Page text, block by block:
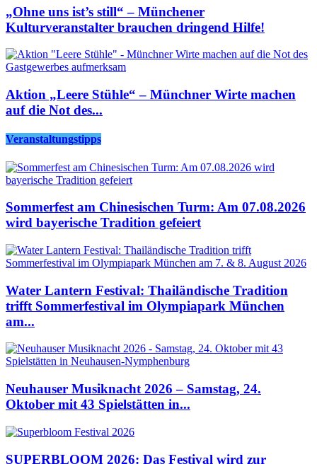
„Ohne uns ist’s still“ – Münchener
Kulturveranstalter brauchen dringend Hilfe!
Aktion „Leere Stühle“ – Münchner Wirte machen
auf die Not des...
Veranstaltungstipps
Sommerfest am Chinesischen Turm: Am 07.08.2026
wird bayerische Tradition gefeiert
Water Lantern Festival: Thailändische Tradition
trifft Sommerfestival im Olympiapark München
am...
Neuhauser Musiknacht 2026 – Samstag, 24.
Oktober mit 43 Spielstätten in...
SUPERBLOOM 2026: Das Festival wird zur